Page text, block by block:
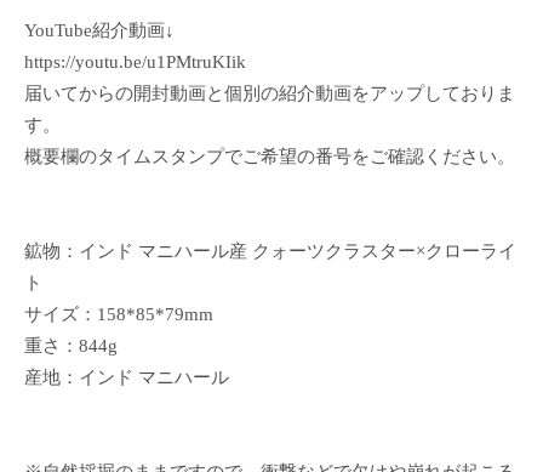
YouTube紹介動画↓
https://youtu.be/u1PMtruKIik
届いてからの開封動画と個別の紹介動画をアップしておりま
す。
概要欄のタイムスタンプでご希望の番号をご確認ください。
鉱物：インド マニハール産 クォーツクラスター×クローライ
ト
サイズ：158*85*79mm
重さ：844g
産地：インド マニハール